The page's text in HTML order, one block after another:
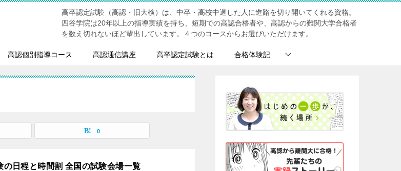
高卒認定試験（高認・旧大検）は、中卒・高校中退した人に進路を切り開いてくれる資格。
四谷学院は20年以上の指導実績を持ち、短期での高認合格者や、高認からの難関大学合格者
を数え切れないほど輩出しています。４つのコースからお選びいただけます。
高認個別指導コース 高認通信講座 高卒認定試験とは 合格体験記
0
の日程と時間割 全国の試験会場一覧